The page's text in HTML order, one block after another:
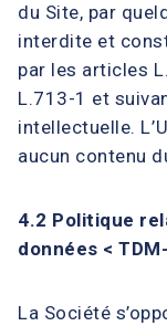
du Site, par
interdite et
par les articles
L.713-1 et
intellectuelle.
aucun contenu
4.2 Politique
données <
La Société